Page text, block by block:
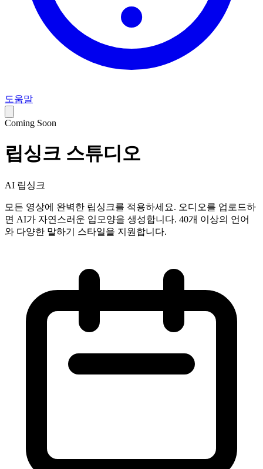
도움말
Coming Soon
립싱크 스튜디오
AI 립싱크
모든 영상에 완벽한 립싱크를 적용하세요. 오디오를 업로드하
면 AI가 자연스러운 입모양을 생성합니다. 40개 이상의 언어
와 다양한 말하기 스타일을 지원합니다.